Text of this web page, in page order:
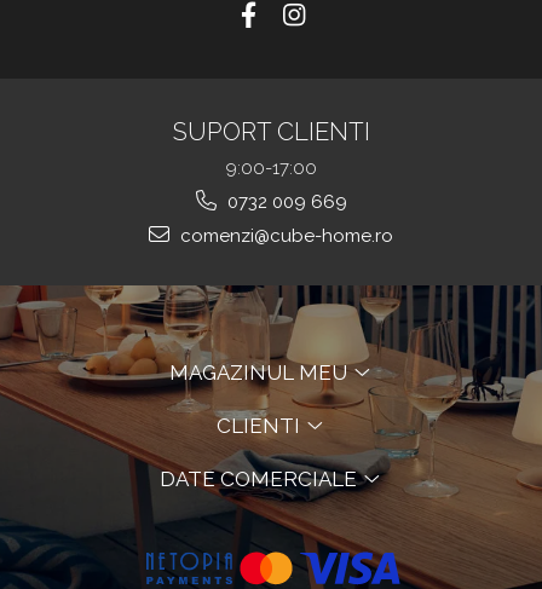
SUPORT CLIENTI
9:00-17:00
0732 009 669
comenzi@cube-home.ro
MAGAZINUL MEU
CLIENTI
DATE COMERCIALE